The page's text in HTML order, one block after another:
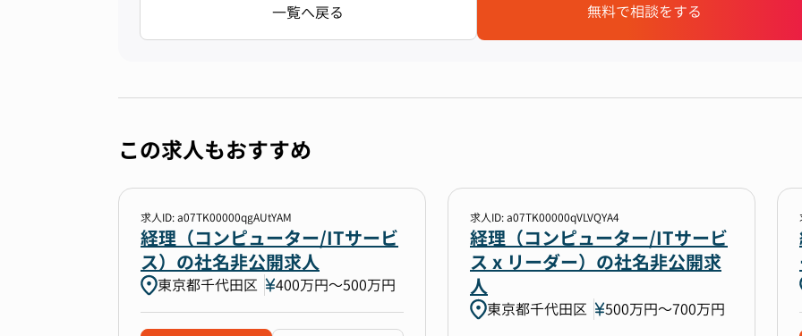
無料で相談をする
一覧へ戻る
この求人もおすすめ
求人ID: a07TK00000qgAUtYAM
経理（コンピューター/ITサービ
ス）の社名非公開求人
東京都千代田区 400万円〜500万円
求人ID: a07TK00000qVLVQYA4
経理（コンピューター/ITサービ
ス x リーダー）の社名非公開求
人
東京都千代田区 500万円〜700万円